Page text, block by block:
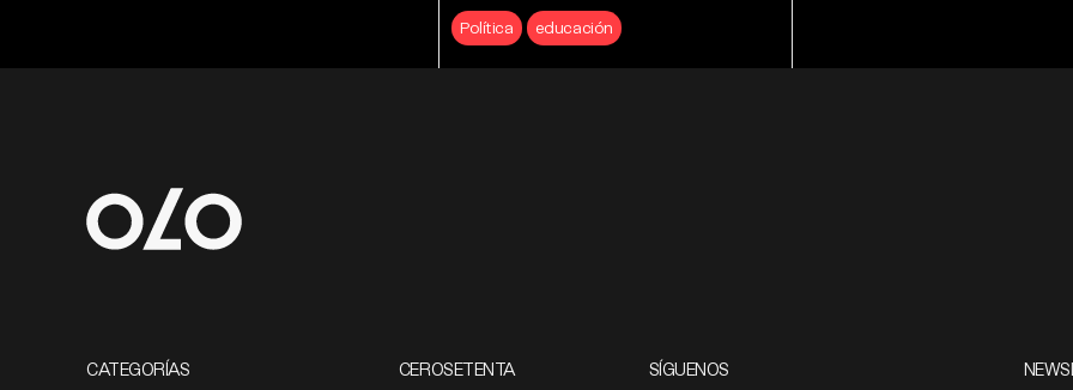
Política educación
CATEGORÍAS CEROSETENTA SÍGUENOS